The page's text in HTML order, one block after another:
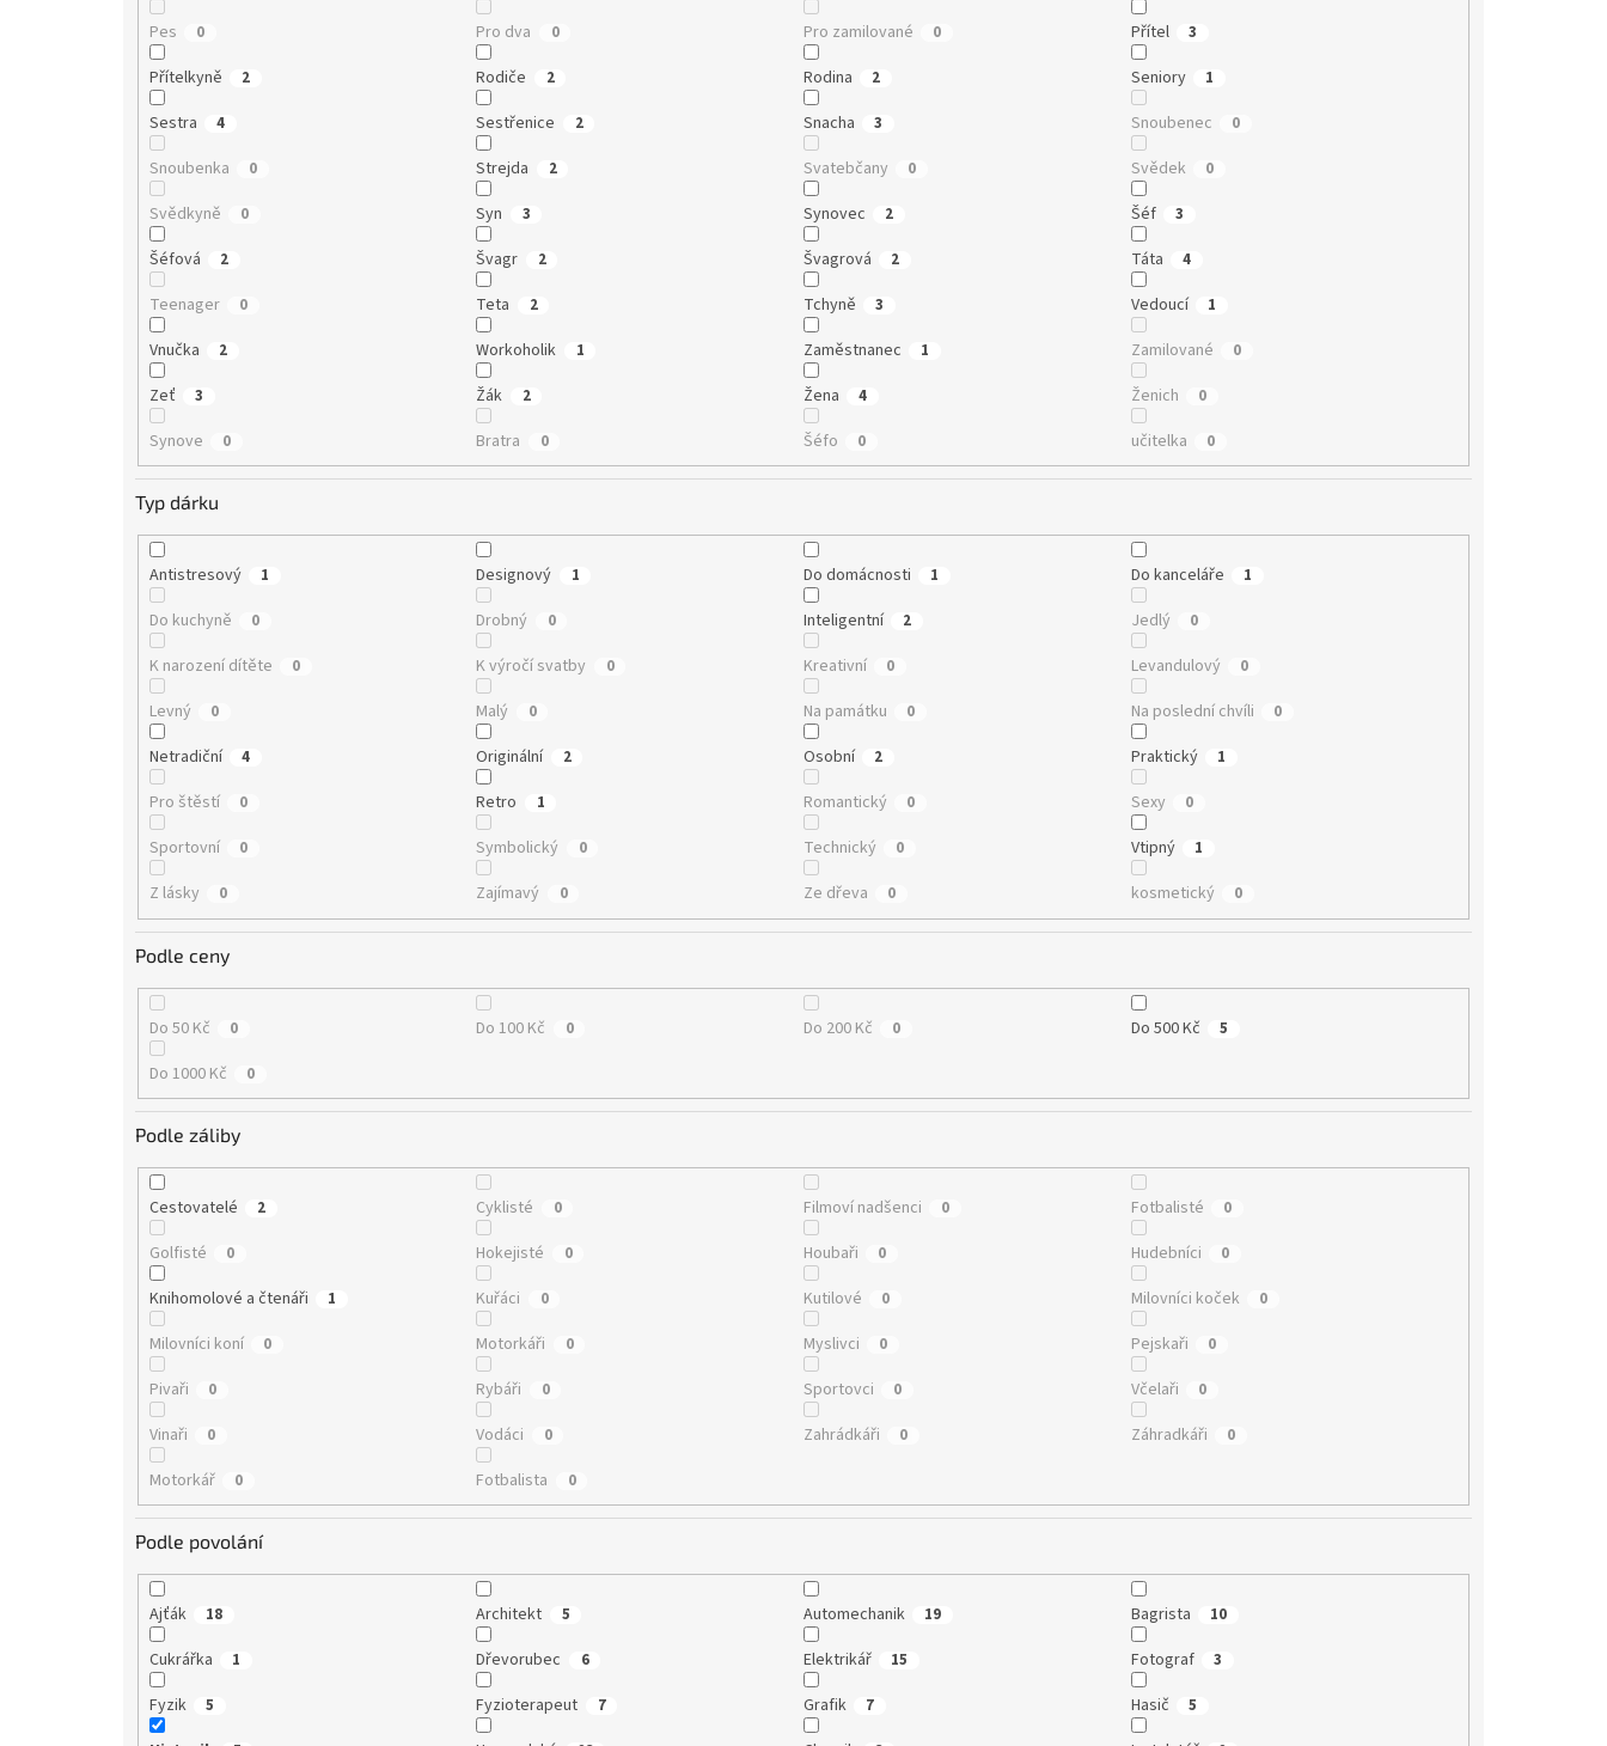
Pes 0 Pro dva 0 Pro zamilované 0 Přítel 3
Přítelkyně 2 Rodiče 2 Rodina 2 Seniory 1
Sestra 4 Sestřenice 2 Snacha 3 Snoubenec 0
Snoubenka 0 Strejda 2 Svatebčany 0 Svědek 0
Svědkyně 0 Syn 3 Synovec 2 Šéf 3
Šéfová 2 Švagr 2 Švagrová 2 Táta 4
Teenager 0 Teta 2 Tchyně 3 Vedoucí 1
Vnučka 2 Workoholik 1 Zaměstnanec 1 Zamilované 0
Zeť 3 Žák 2 Žena 4 Ženich 0
Synove 0 Bratra 0 Šéfo 0 učitelka 0
Typ dárku
Antistresový 1 Designový 1 Do domácnosti 1 Do kanceláře 1
Do kuchyně 0 Drobný 0 Inteligentní 2 Jedlý 0
K narození dítěte 0 K výročí svatby 0 Kreativní 0 Levandulový 0
Levný 0 Malý 0 Na památku 0 Na poslední chvíli 0
Netradiční 4 Originální 2 Osobní 2 Praktický 1
Pro štěstí 0 Retro 1 Romantický 0 Sexy 0
Sportovní 0 Symbolický 0 Technický 0 Vtipný 1
Z lásky 0 Zajímavý 0 Ze dřeva 0 kosmetický 0
Podle ceny
Do 50 Kč 0 Do 100 Kč 0 Do 200 Kč 0 Do 500 Kč 5
Do 1000 Kč 0
Podle záliby
Cestovatelé 2 Cyklisté 0 Filmoví nadšenci 0 Fotbalisté 0
Golfisté 0 Hokejisté 0 Houbaři 0 Hudebníci 0
Knihomolové a čtenáři 1 Kuřáci 0 Kutilové 0 Milovníci koček 0
Milovníci koní 0 Motorkáři 0 Myslivci 0 Pejskaři 0
Pivaři 0 Rybáři 0 Sportovci 0 Včelaři 0
Vinaři 0 Vodáci 0 Zahrádkáři 0 Záhradkáři 0
Motorkář 0 Fotbalista 0
Podle povolání
Ajťák 18 Architekt 5 Automechanik 19 Bagrista 10
Cukrářka 1 Dřevorubec 6 Elektrikář 15 Fotograf 3
Fyzik 5 Fyzioterapeut 7 Grafik 7 Hasič 5